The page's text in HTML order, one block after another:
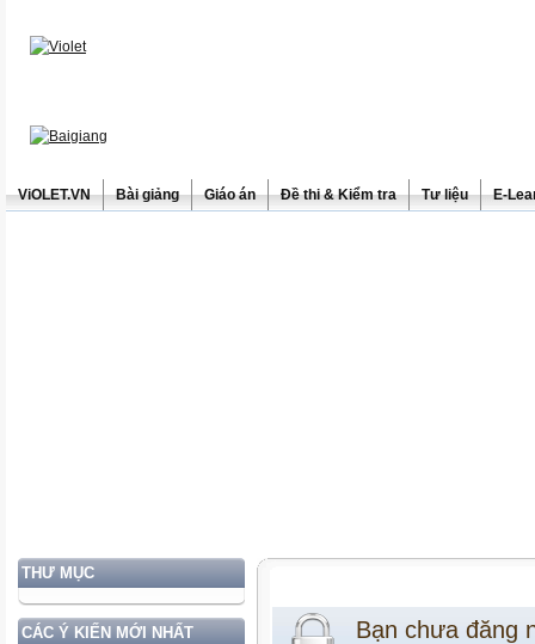
ViOLET.VN Bài giảng Giáo án Đề thi & Kiểm tra Tư liệu E-
THƯ MỤC
CÁC Ý KIẾN MỚI NHẤT Bạn chưa đăng